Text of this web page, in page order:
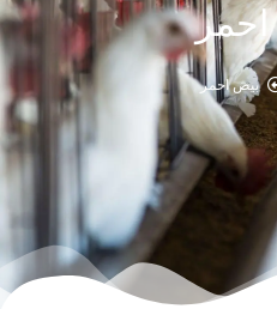
بيض احمر